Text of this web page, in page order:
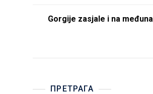
Gorgije zasjale i na
ПРЕТРАГА